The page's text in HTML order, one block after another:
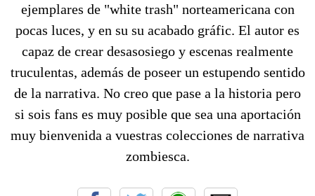
ejemplares de "white trash" norteamericana con
pocas luces, y en su su acabado gráfic. El autor es
capaz de crear desasosiego y escenas realmente
truculentas, además de poseer un estupendo sentido
de la narrativa. No creo que pase a la historia pero
si sois fans es muy posible que sea una aportación
muy bienvenida a vuestras colecciones de narrativa
zombiesca.